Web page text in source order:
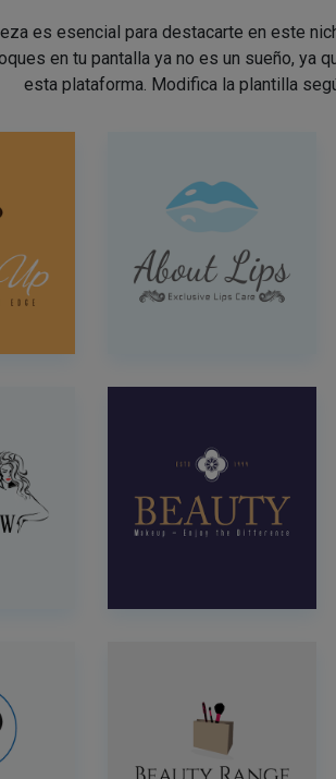
es esencial para destacarte en este
en tu pantalla ya no es un sueño, ya
esta plataforma. Modifica la plantilla